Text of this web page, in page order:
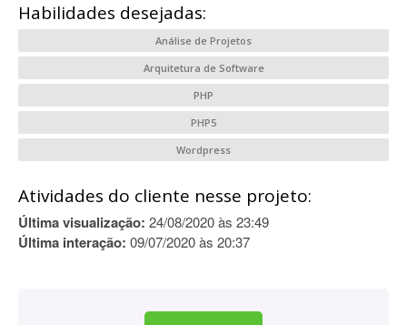
Habilidades desejadas:
Análise de Projetos
Arquitetura de Software
PHP
PHP5
Wordpress
Atividades do cliente nesse projeto:
Última visualização: 24/08/2020 às 23:49
Última interação: 09/07/2020 às 20:37